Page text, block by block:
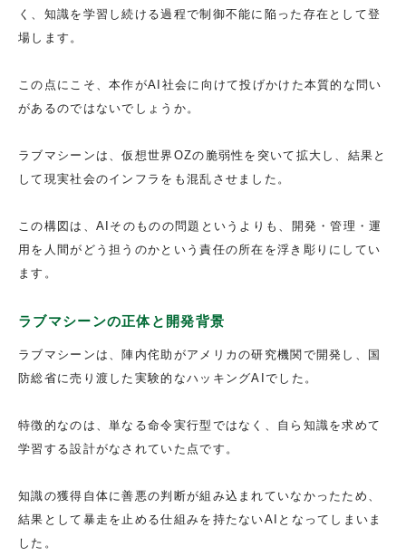
く、知識を学習し続ける過程で制御不能に陥った存在として登
場します。
この点にこそ、本作がAI社会に向けて投げかけた本質的な問い
があるのではないでしょうか。
ラブマシーンは、仮想世界OZの脆弱性を突いて拡大し、結果と
して現実社会のインフラをも混乱させました。
この構図は、AIそのものの問題というよりも、開発・管理・運
用を人間がどう担うのかという責任の所在を浮き彫りにしてい
ます。
ラブマシーンの正体と開発背景
ラブマシーンは、陣内侘助がアメリカの研究機関で開発し、国
防総省に売り渡した実験的なハッキングAIでした。
特徴的なのは、単なる命令実行型ではなく、自ら知識を求めて
学習する設計がなされていた点です。
知識の獲得自体に善悪の判断が組み込まれていなかったため、
結果として暴走を止める仕組みを持たないAIとなってしまいま
した。